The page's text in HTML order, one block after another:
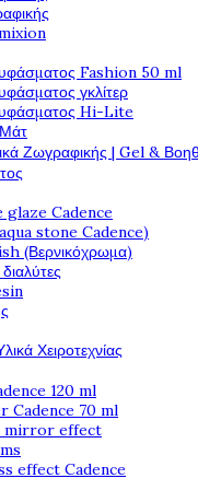
Fashion 50 ml
γκλίτερ
Hi-Lite
Ζωγραφικής | Gel &
glaze Cadence
stone Cadence)
(Βερνικόχρωμα)
Χειροτεχνίας
120 ml
Cadence 70 ml
mirror effect
effect Cadence